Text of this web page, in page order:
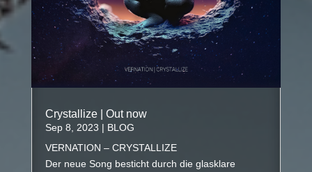
Crystallize | Out now
Sep 8, 2023 | BLOG
VERNATION – CRYSTALLIZE
Der neue Song besticht durch die glasklare